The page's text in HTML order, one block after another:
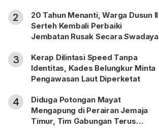
2
20 Tahun Menanti, Warga Dusun II
Serteh Kembali Perbaiki
Jembatan Rusak Secara Swadaya
3
Kerap Dilintasi Speed Tanpa
Identitas, Kades Belungkur Minta
Pengawasan Laut Diperketat
4
Diduga Potongan Mayat
Mengapung di Perairan Jemaja
Timur, Tim Gabungan Terus